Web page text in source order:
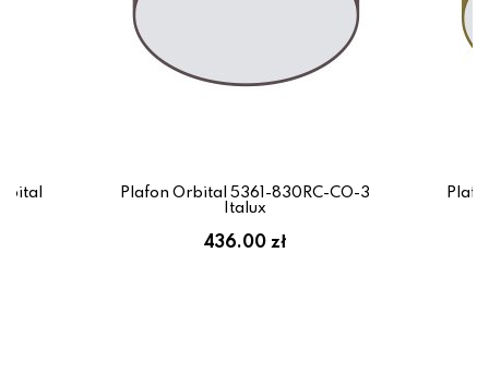
Plafon Orbital 5361-830RC-CO-3
Italux
436.00 zł